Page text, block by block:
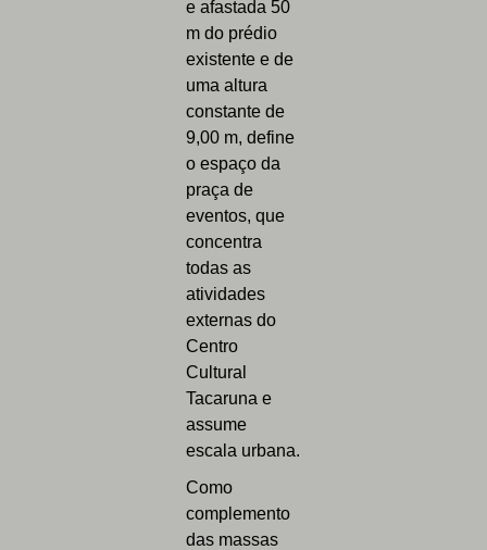
e afastada 50
m do prédio
existente e de
uma altura
constante de
9,00 m, define
o espaço da
praça de
eventos, que
concentra
todas as
atividades
externas do
Centro
Cultural
Tacaruna e
assume
escala urbana.
Como
complemento
das massas